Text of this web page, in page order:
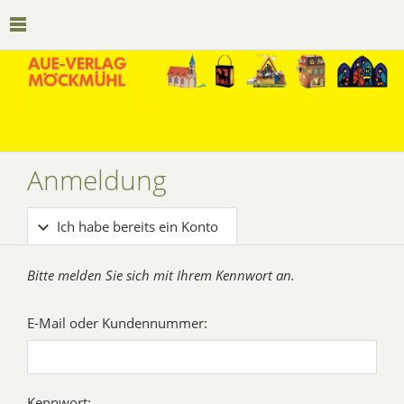
Anmeldung
Ich habe bereits ein Konto
Bitte melden Sie sich mit Ihrem Kennwort an.
E-Mail oder Kundennummer: